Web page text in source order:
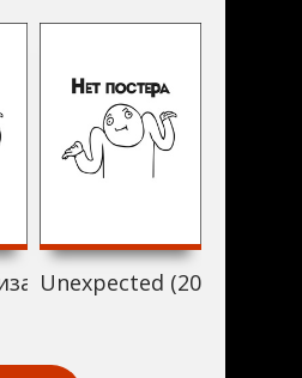
(2017)
Unexpected (2017)